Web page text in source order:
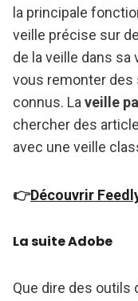
la principale
veille précise sur
de la veille dans sa
vous remonter
connus. Laveille
chercher des
avec une veille
👉Découvrir
La suite Adobe
Que dire des outils